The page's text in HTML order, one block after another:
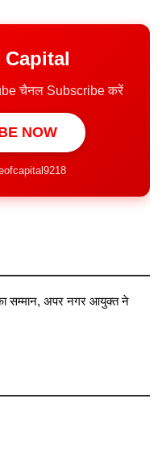
Capital
चैनल Subscribe करें
NOW
सम्मान, अपर नगर आयुक्त ने